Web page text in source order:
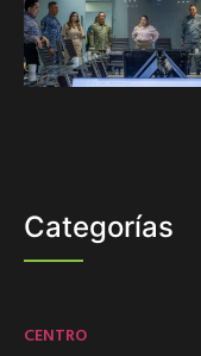
Categorías
CENTRO